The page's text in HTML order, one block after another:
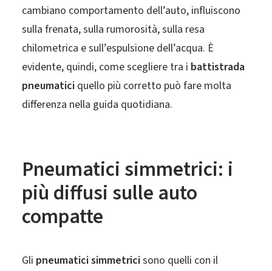
cambiano comportamento dell’auto, influiscono
sulla frenata, sulla rumorosità, sulla resa
chilometrica e sull’espulsione dell’acqua. È
evidente, quindi, come scegliere tra i battistrada
pneumatici quello più corretto può fare molta
differenza nella guida quotidiana.
Pneumatici simmetrici: i
più diffusi sulle auto
compatte
Gli pneumatici simmetricisono quelli con il